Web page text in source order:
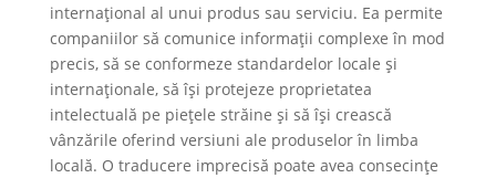
internațional al unui produs sau serviciu. Ea permite
companiilor să comunice informații complexe în mod
precis, să se conformeze standardelor locale și
internaționale, să își protejeze proprietatea
intelectuală pe piețele străine și să își crească
vânzările oferind versiuni ale produselor în limba
locală. O traducere imprecisă poate avea consecințe